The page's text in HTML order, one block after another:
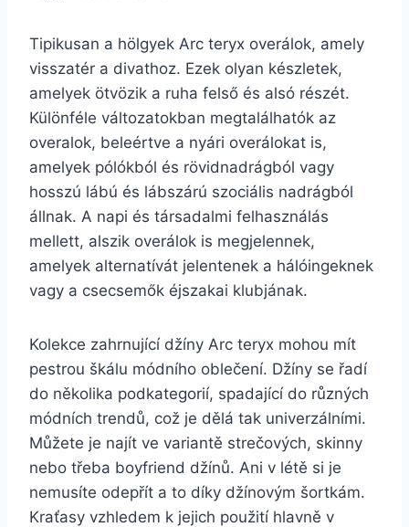
Tipikusan a hölgyek Arc teryx overálok, amely
visszatér a divathoz. Ezek olyan készletek,
amelyek ötvözik a ruha felső és alsó részét.
Különféle változatokban megtalálhatók az
overalok, beleértve a nyári overálokat is,
amelyek pólókból és rövidnadrágból vagy
hosszú lábú és lábszárú szociális nadrágból
állnak. A napi és társadalmi felhasználás
mellett, alszik overálok is megjelennek,
amelyek alternatívát jelentenek a hálóingeknek
vagy a csecsemők éjszakai klubjának.
Kolekce zahrnující džíny Arc teryx mohou mít
pestrou škálu módního oblečení. Džíny se řadí
do několika podkategorií, spadající do různých
módních trendů, což je dělá tak univerzálními.
Můžete je najít ve variantě strečových, skinny
nebo třeba boyfriend džínů. Ani v létě si je
nemusíte odepřít a to díky džínovým šortkám.
Kraťasy vzhledem k jejich použití hlavně v